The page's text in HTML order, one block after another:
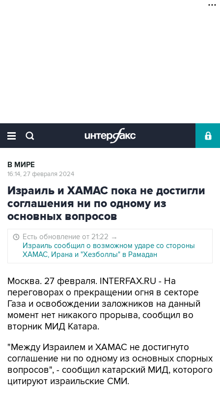
В МИРЕ
16:14, 27 февраля 2024
Израиль и ХАМАС пока не достигли
соглашения ни по одному из
основных вопросов
Есть обновление от 21:22 →
Израиль сообщил о возможном ударе со стороны
ХАМАС, Ирана и "Хезболлы" в Рамадан
Москва. 27 февраля. INTERFAX.RU - На
переговорах о прекращении огня в секторе
Газа и освобождении заложников на данный
момент нет никакого прорыва, сообщил во
вторник МИД Катара.
"Между Израилем и ХАМАС не достигнуто
соглашение ни по одному из основных спорных
вопросов", - сообщил катарский МИД, которого
цитируют израильские СМИ.